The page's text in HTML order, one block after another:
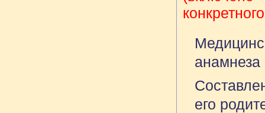
анамнеза
его